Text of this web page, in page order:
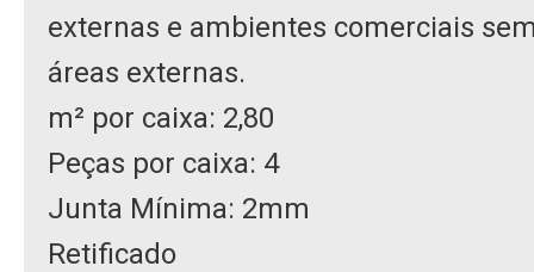
externas e ambientes comerciais
áreas externas.
m² por caixa: 2,80
Peças por caixa: 4
Junta Mínima: 2mm
Retificado